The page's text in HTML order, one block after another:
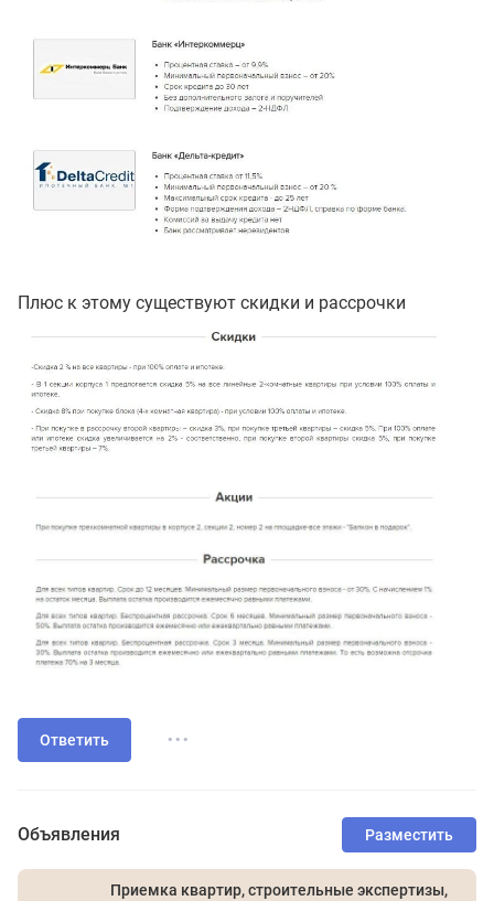
Плюс к этому существуют скидки и рассрочки
Ответить ...
Объявления Разместить
Приемка квартир, строительные экспертизы,